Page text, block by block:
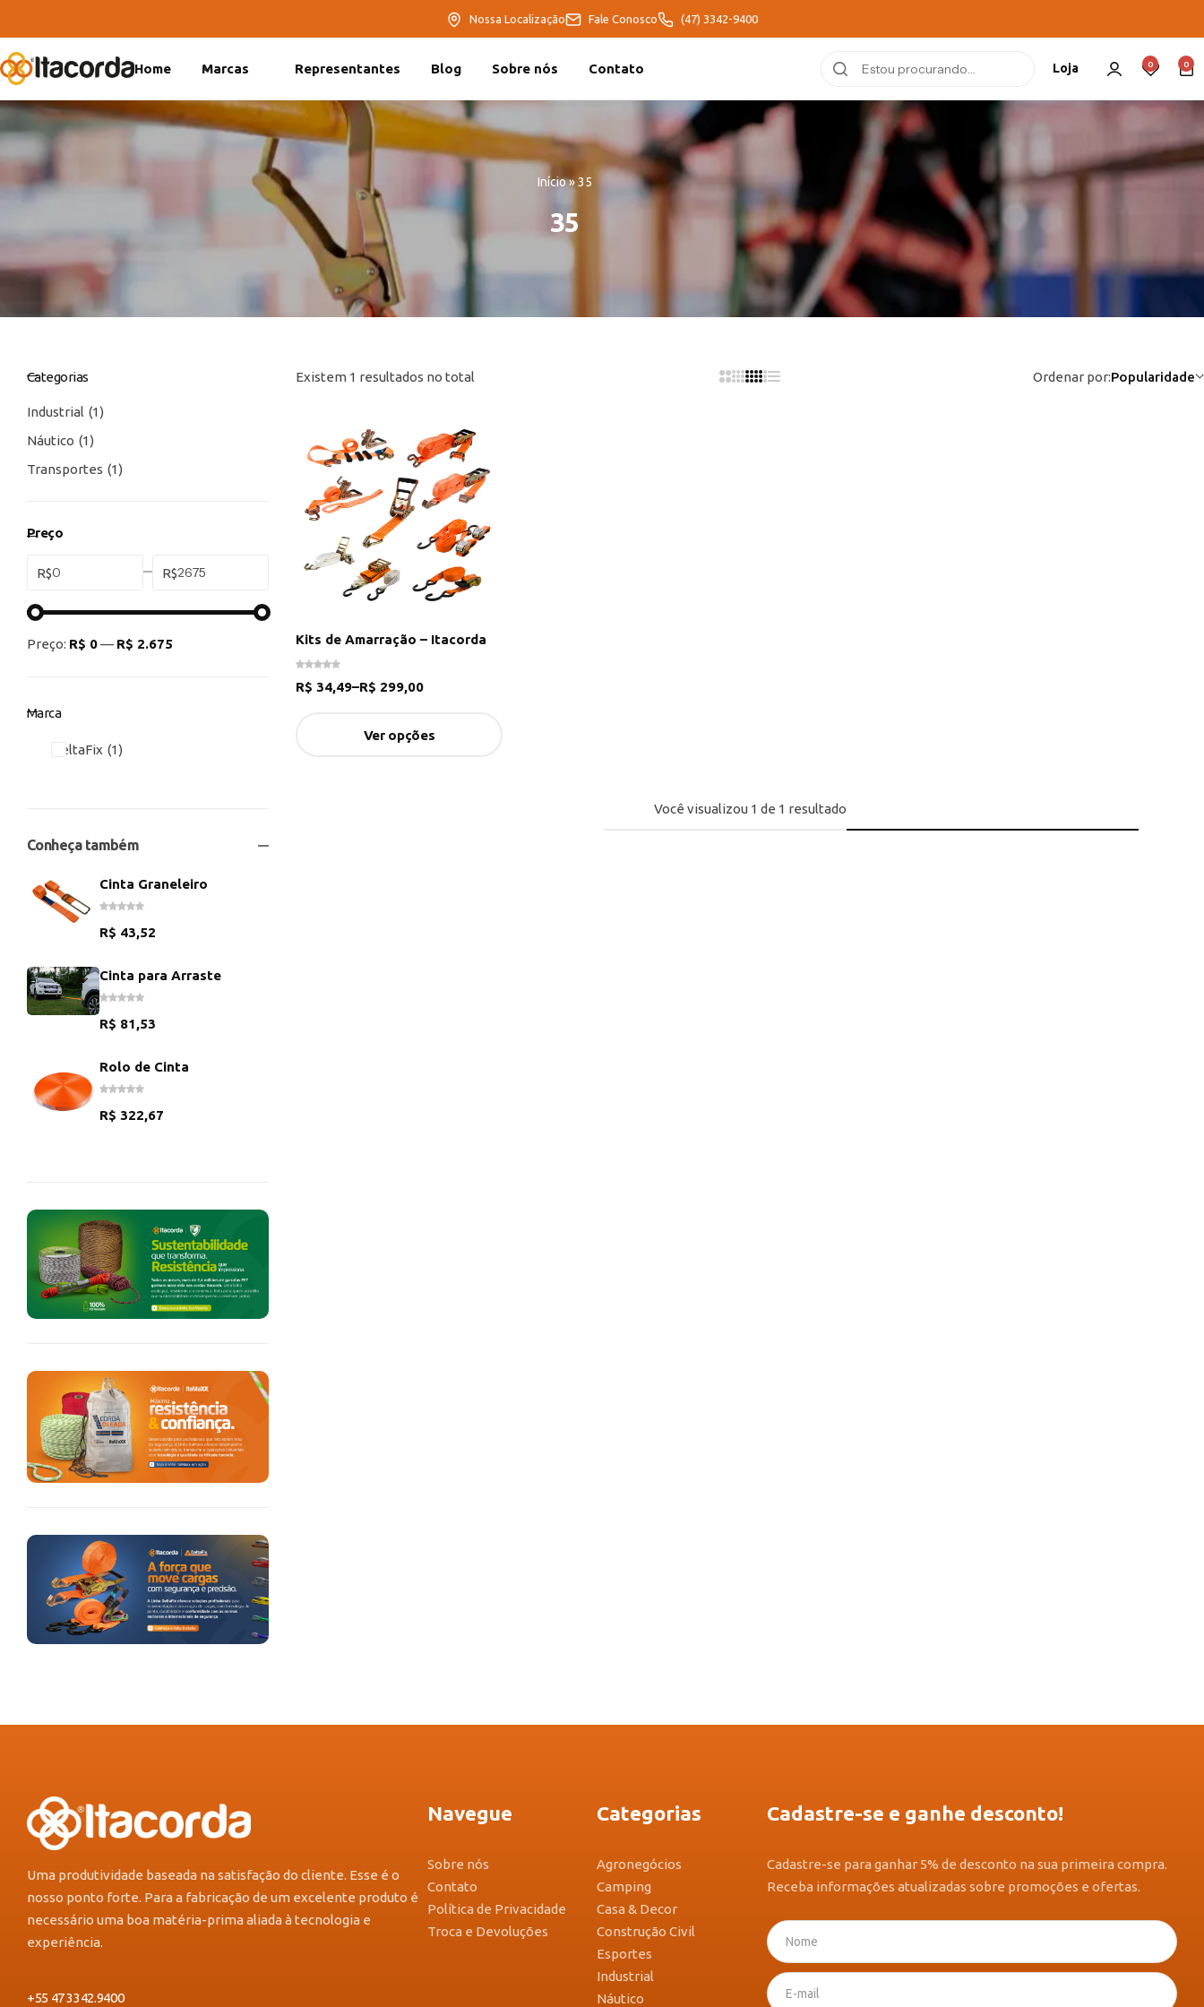
Nossa Localização Fale Conosco (47) 3342-9400
Home Marcas Representantes Blog Sobre nós Contato Loja 0 0
Início»35
35
Existem 1 resultados no total Ordenar por:Popularidade
Kits de Amarração – Itacorda
R$ 34,49–R$ 299,00
Ver opções
Você visualizou 1 de 1 resultado
Categorias
Industrial
1
Náutico
1
Transportes
1
Preço
R$ R$
Preço: R$ 0— R$ 2.675
Marca
DeltaFix 1
Conheça também
Cinta Graneleiro
R$ 43,52
Cinta para Arraste
R$ 81,53
Rolo de Cinta
R$ 322,67
Uma produtividade baseada na satisfação do cliente. Esse é o
nosso ponto forte. Para a fabricação de um excelente produto é
necessário uma boa matéria-prima aliada à tecnologia e
experiência.
+55 47 3342.9400
Navegue
Sobre nós
Contato
Política de Privacidade
Troca e Devoluções
Categorias
Agronegócios
Camping
Casa & Decor
Construção Civil
Esportes
Industrial
Náutico
Cadastre-se e ganhe desconto!
Cadastre-se para ganhar 5% de desconto na sua primeira compra.
Receba informações atualizadas sobre promoções e ofertas.
DeltaFix
EcoFriendly
ItaMaxx